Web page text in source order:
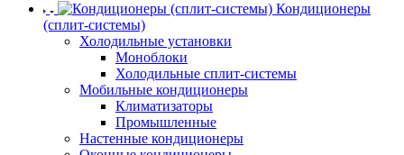
Кондиционеры
(сплит-системы)
Холодильные установки
Моноблоки
Холодильные сплит-системы
Мобильные кондиционеры
Климатизаторы
Промышленные
Настенные кондиционеры